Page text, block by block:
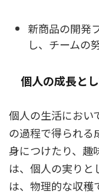
新商品の開発
し、チームの
個人の成長と
個人の生活におい
の過程で得られる
身につけたり、趣
は、個人の実りと
は、物理的な収穫